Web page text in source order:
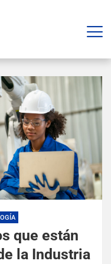
que están
la Industria